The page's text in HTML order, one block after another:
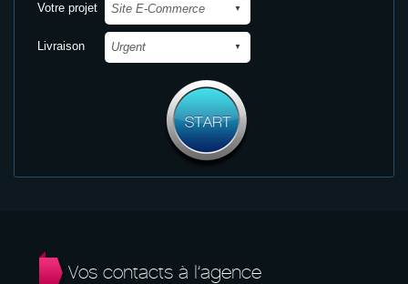
Votre projet
Livraison
Vos contacts à l’agence